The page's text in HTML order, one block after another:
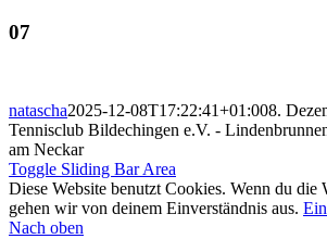
07
natascha2025-12-08T17:22:41+01:008.
Tennisclub Bildechingen e.V. -
am Neckar
Toggle Sliding Bar Area
Diese Website benutzt Cookies. Wenn du die
gehen wir von deinem Einverständnis aus.
Nach oben